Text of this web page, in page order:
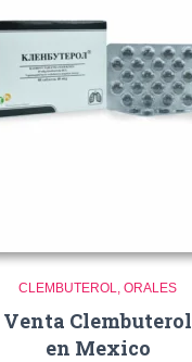
CLEMBUTEROL ORALES
Venta Clembuterol
en Mexico